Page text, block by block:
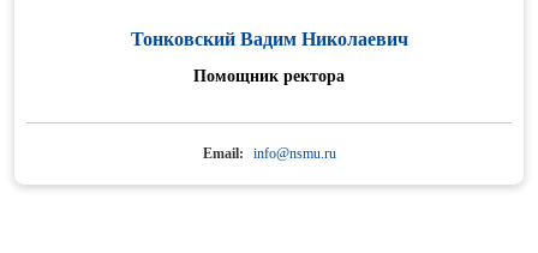
Тонковский Вадим Николаевич
Помощник ректора
Email: info@nsmu.ru